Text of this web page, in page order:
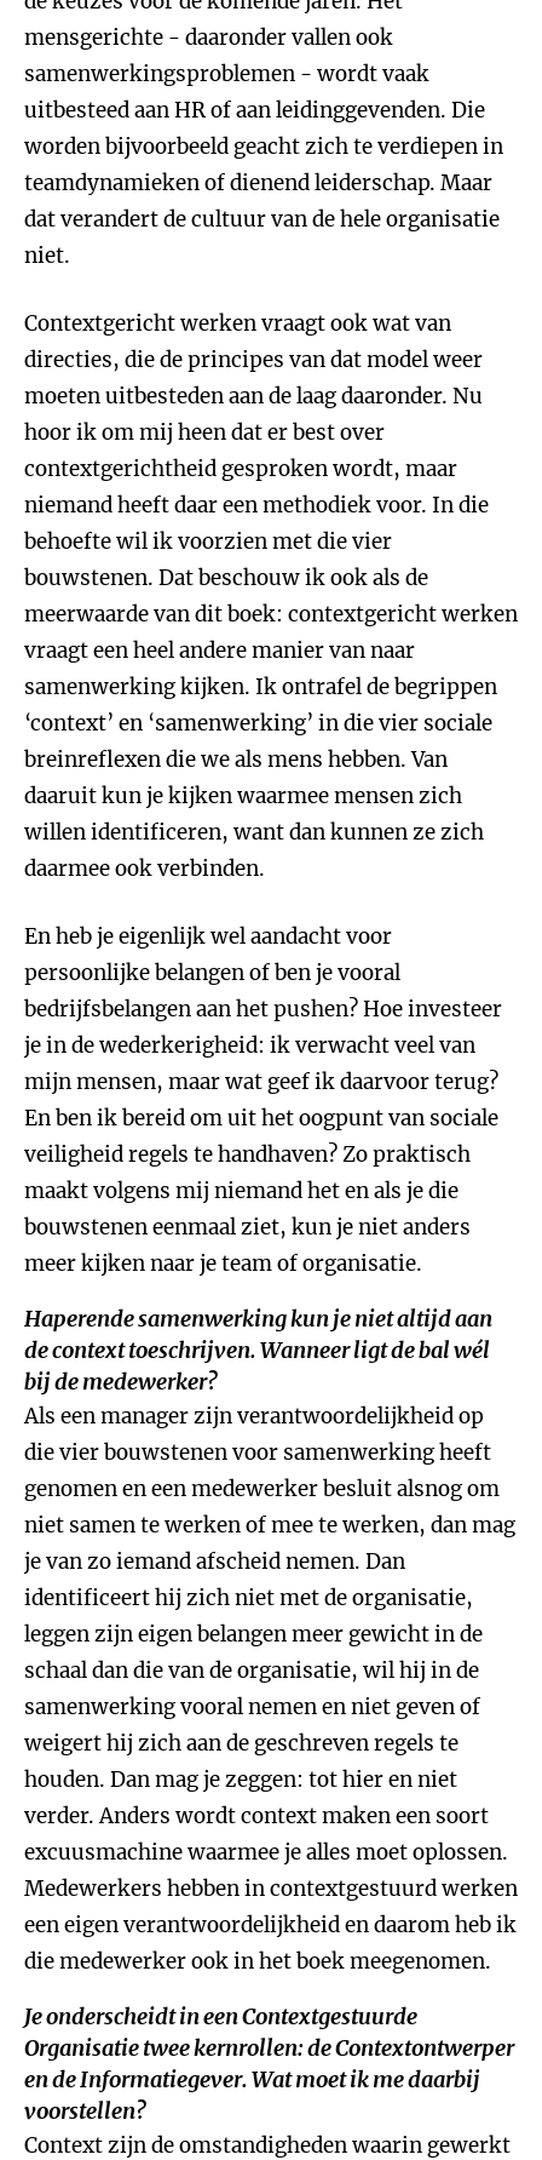
mensgerichte - daaronder vallen ook
samenwerkingsproblemen - wordt vaak
uitbesteed aan HR of aan leidinggevenden. Die
worden bijvoorbeeld geacht zich te verdiepen in
teamdynamieken of dienend leiderschap. Maar
dat verandert de cultuur van de hele organisatie
niet.
Contextgericht werken vraagt ook wat van
directies, die de principes van dat model weer
moeten uitbesteden aan de laag daaronder. Nu
hoor ik om mij heen dat er best over
contextgerichtheid gesproken wordt, maar
niemand heeft daar een methodiek voor. In die
behoefte wil ik voorzien met die vier
bouwstenen. Dat beschouw ik ook als de
meerwaarde van dit boek: contextgericht werken
vraagt een heel andere manier van naar
samenwerking kijken. Ik ontrafel de begrippen
‘context’ en ‘samenwerking’ in die vier sociale
breinreflexen die we als mens hebben. Van
daaruit kun je kijken waarmee mensen zich
willen identificeren, want dan kunnen ze zich
daarmee ook verbinden.
En heb je eigenlijk wel aandacht voor
persoonlijke belangen of ben je vooral
bedrijfsbelangen aan het pushen? Hoe investeer
je in de wederkerigheid: ik verwacht veel van
mijn mensen, maar wat geef ik daarvoor terug?
En ben ik bereid om uit het oogpunt van sociale
veiligheid regels te handhaven? Zo praktisch
maakt volgens mij niemand het en als je die
bouwstenen eenmaal ziet, kun je niet anders
meer kijken naar je team of organisatie.
Haperende samenwerking kun je niet altijd aan
de context toeschrijven. Wanneer ligt de bal wél
bij de medewerker?
Als een manager zijn verantwoordelijkheid op
die vier bouwstenen voor samenwerking heeft
genomen en een medewerker besluit alsnog om
niet samen te werken of mee te werken, dan mag
je van zo iemand afscheid nemen. Dan
identificeert hij zich niet met de organisatie,
leggen zijn eigen belangen meer gewicht in de
schaal dan die van de organisatie, wil hij in de
samenwerking vooral nemen en niet geven of
weigert hij zich aan de geschreven regels te
houden. Dan mag je zeggen: tot hier en niet
verder. Anders wordt context maken een soort
excuusmachine waarmee je alles moet oplossen.
Medewerkers hebben in contextgestuurd werken
een eigen verantwoordelijkheid en daarom heb ik
die medewerker ook in het boek meegenomen.
Je onderscheidt in een Contextgestuurde
Organisatie twee kernrollen: de Contextontwerper
en de Informatiegever. Wat moet ik me daarbij
voorstellen?
Context zijn de omstandigheden waarin gewerkt